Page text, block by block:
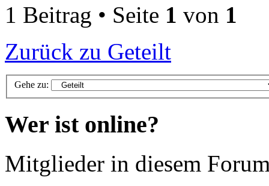
1 Beitrag • Seite 1 von 1
Zurück zu Geteilt
Gehe zu:
Wer ist online?
Mitglieder in diesem